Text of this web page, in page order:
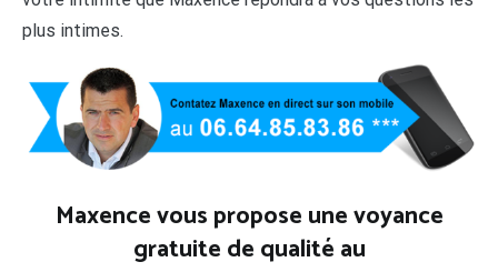
plus intimes.
Maxence vous propose une voyance
gratuite de qualité au